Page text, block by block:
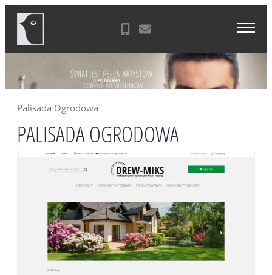
Skip
content
Agencja Reklamowa Zielona Góra
Palisada Ogrodowa
PALISADA OGRODOWA